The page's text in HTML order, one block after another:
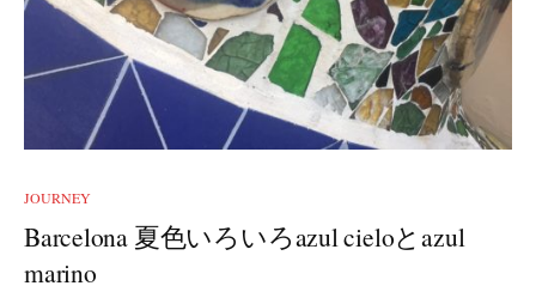
JOURNEY
Barcelona 夏色いろいろazul cieloとazul
marino